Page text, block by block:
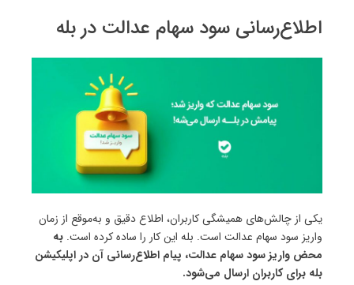
اطلاع‌رسانی سود سهام عدالت در بله
یکی از چالش‌های همیشگی کاربران، اطلاع دقیق و به‌موقع از زمان
واریز سود سهام عدالت است. بله این کار را ساده کرده است. به
محض واریز سود سهام عدالت، پیام اطلاع‌رسانی آن در اپلیکیشن
بله برای کاربران ارسال می‌شود.